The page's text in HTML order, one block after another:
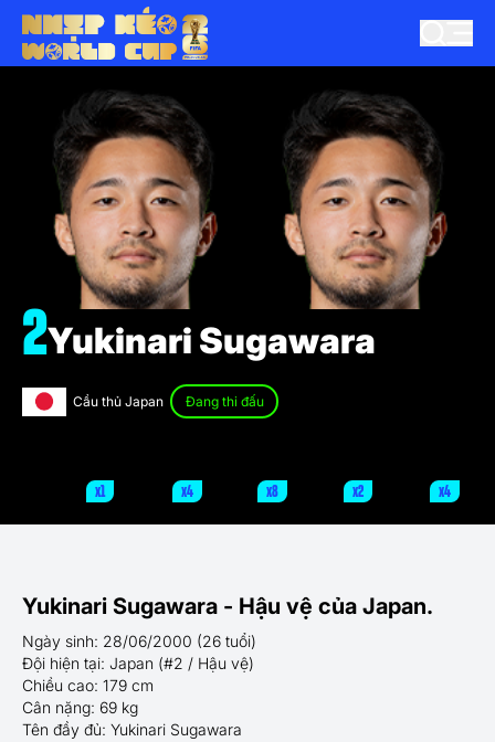
Cầu thủ Japan Đang thi đấu
2Yukinari Sugawara
x1 x4 x8 x2 x4
Yukinari Sugawara - Hậu vệ của Japan.
Ngày sinh: 28/06/2000 (26 tuổi)
Đội hiện tại: Japan (#2 / Hậu vệ)
Chiều cao: 179 cm
Cân nặng: 69 kg
Tên đầy đủ: Yukinari Sugawara